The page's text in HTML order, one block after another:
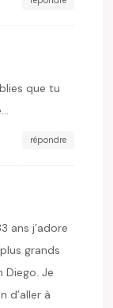
que tu
répondre
ans j’adore
grands
Diego. Je
d’aller à